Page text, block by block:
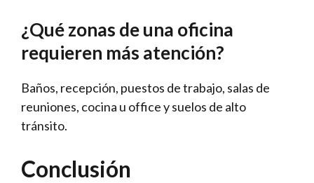
¿Qué zonas de una oficina
requieren más atención?
Baños, recepción, puestos de trabajo, salas de
reuniones, cocina u office y suelos de alto
tránsito.
Conclusión